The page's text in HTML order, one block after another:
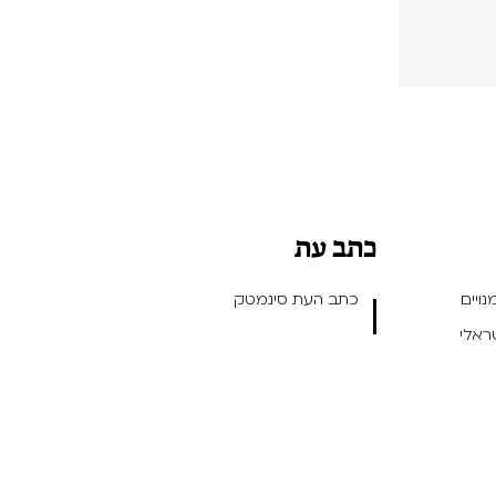
כתב עת
כתב העת סינמטק